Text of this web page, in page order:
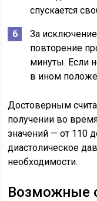
спускается
За
повторение
минуты. Если
в ином
Достоверным
получении во
значений — от 110
диастолическое
необходимости.
Возможные